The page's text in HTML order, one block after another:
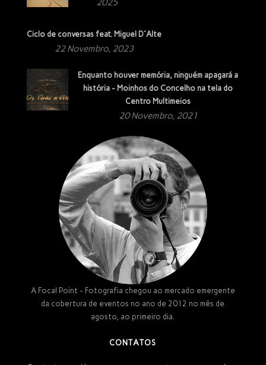
2025
Ciclo de conversas feat. Miguel D´Alte
22 Novembro, 2023
Enquanto houver memória, ninguém apagará a
história - Moinhos do Concelho na tela do
Centro Multimeios
20 Novembro, 2021
A Focal Point - Fotografia chegou ao mercado emergente
da cobertura de eventos no ano de 2012 no mês de
agosto, ao primeiro dia.
CONTATOS